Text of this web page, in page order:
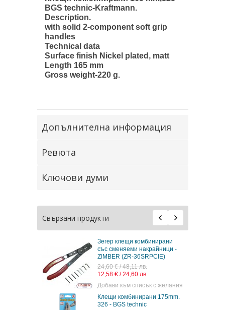
BGS technic-Kraftmann.
Description.
with solid 2-component soft grip
handles
Technical data
Surface finish Nickel plated, matt
Length 165 mm
Gross weight-220 g.
Допълнителна информация
Ревюта
Ключови думи
Свързани продукти
Зегер клещи комбинирани
със сменяеми накрайници -
ZIMBER (ZR-36SRPCIE)
24,60 € / 48,11 лв.
12,58 € / 24,60 лв.
Добави към списък с желания
Клещи комбинирани 175mm.
326 - BGS technic